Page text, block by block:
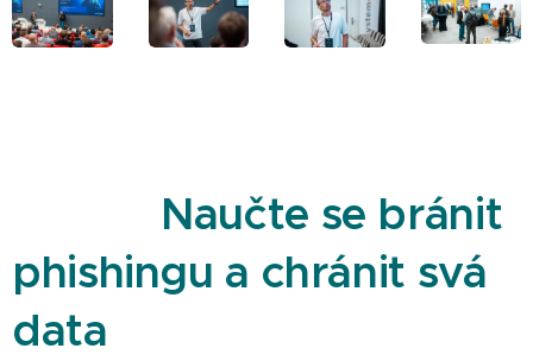
Naučte se bránit
phishingu a chránit svá
data